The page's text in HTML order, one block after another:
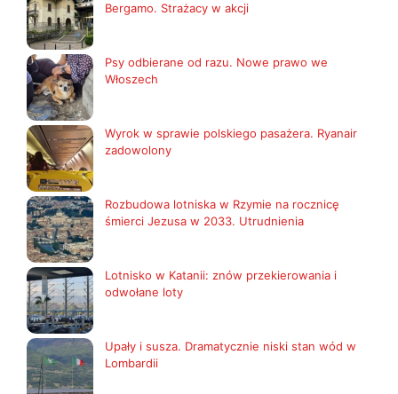
Bergamo. Strażacy w akcji
Psy odbierane od razu. Nowe prawo we
Włoszech
Wyrok w sprawie polskiego pasażera. Ryanair
zadowolony
Rozbudowa lotniska w Rzymie na rocznicę
śmierci Jezusa w 2033. Utrudnienia
Lotnisko w Katanii: znów przekierowania i
odwołane loty
Upały i susza. Dramatycznie niski stan wód w
Lombardii